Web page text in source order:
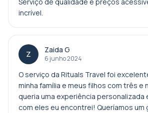
incrível.
Z Zaida G
6 junho 2024
O serviço da Rituals Travel foi
minha família e meus filhos com três e
queria uma experiência personalizada
com eles eu encontrei! Queríamos um